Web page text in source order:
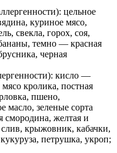
цельное
куриное мясо,
свекла, горох, соя,
темно — красная
черная
кисло —
кролика, постная
пшено,
масло, зеленые сорта
смородина, желтая и
крыжовник, кабачки,
петрушка, укроп;